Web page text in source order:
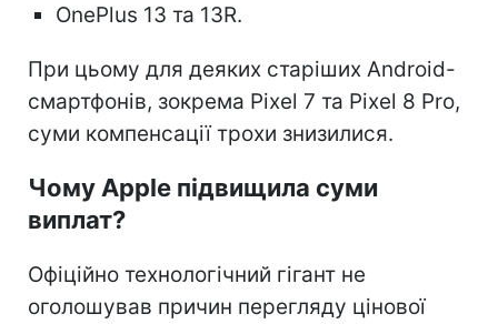
OnePlus 13 та 13R.
При цьому для деяких старіших Android-
смартфонів, зокрема Pixel 7 та Pixel 8 Pro,
суми компенсації трохи знизилися.
Чому Apple підвищила суми
виплат?
Офіційно технологічний гігант не
оголошував причин перегляду цінової